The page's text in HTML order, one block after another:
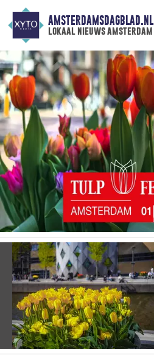
AMSTERDAMSDAGBLAD.NL
lokaal nieuws amsterdam
Vorige